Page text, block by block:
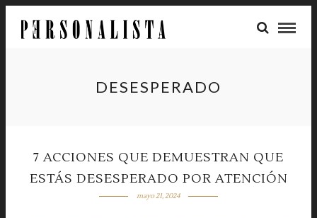
DESESPERADO
7 ACCIONES QUE DEMUESTRAN QUE
ESTÁS DESESPERADO POR ATENCIÓN
mayo 21, 2024